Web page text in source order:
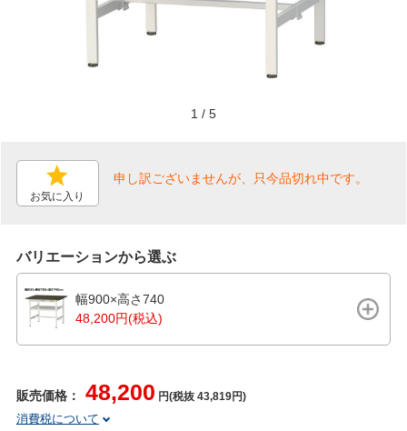
1 / 5
お気に入り
申し訳ございませんが、只今品切れ中です。
バリエーションから選ぶ
幅900×高さ740
48,200円(税込)
販売価格： 48,200 円(税抜 43,819円)
消費税について